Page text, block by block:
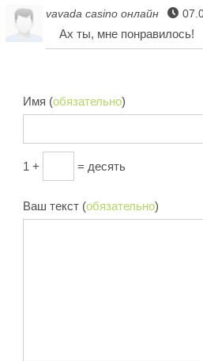
vavada casino онлайн
Ах ты, мне понравилось!
Имя (обязательно)
1 + = десять
Ваш текст (обязательно)